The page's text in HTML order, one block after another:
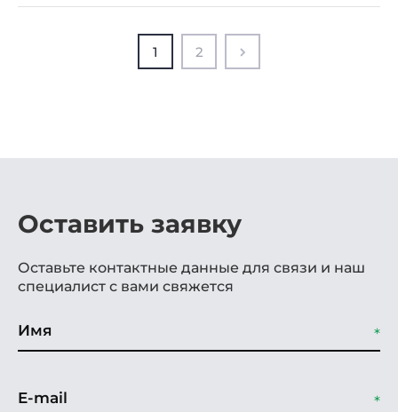
1 2
Оставить заявку
Оставьте контактные данные для связи и наш
специалист с вами свяжется